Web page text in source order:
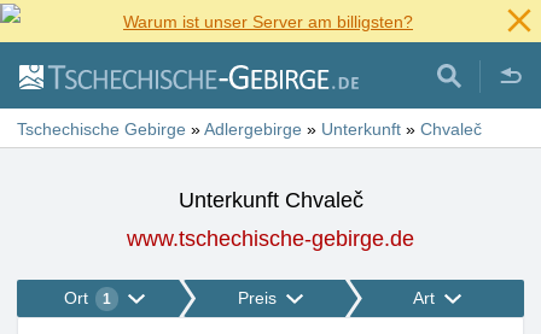
Warum ist unser Server am billigsten?
Tschechische Gebirge »Adlergebirge » Unterkunft » Chvaleč
Unterkunft Chvaleč
www.tschechische-gebirge.de
Ort 1 Preis Art